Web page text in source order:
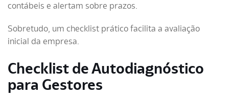
contábeis e alertam sobre prazos.
Sobretudo, um checklist prático facilita a avaliação
inicial da empresa.
Checklist de Autodiagnóstico
para Gestores